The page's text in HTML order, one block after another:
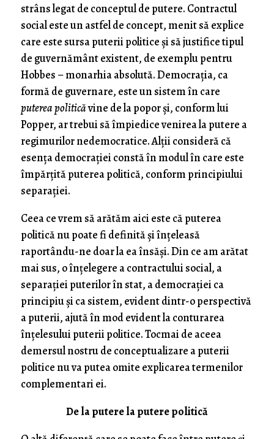
strâns legat de conceptul de putere. Contractul
social este un astfel de concept, menit să explice
care este sursa puterii politice şi să justifice tipul
de guvernământ existent, de exemplu pentru
Hobbes – monarhia absolută. Democraţia, ca
formă de guvernare, este un sistem în care
puterea politicăvine de la popor şi, conform lui
Popper, ar trebui să împiedice venirea la putere a
regimurilor nedemocratice. Alţii consideră că
esenţa democraţiei constă în modul în care este
împărţită puterea politică, conform principiului
separaţiei.
Ceea ce vrem să arătăm aici este că puterea
politică nu poate fi definită şi înţeleasă
raportându-ne doar la ea însăşi. Din ce am arătat
mai sus, o înţelegere a contractului social, a
separaţiei puterilor în stat, a democraţiei ca
principiu şi ca sistem, evident dintr-o perspectivă
a puterii, ajută în mod evident la conturarea
înţelesului puterii politice. Tocmai de aceea
demersul nostru de conceptualizare a puterii
politice nu va putea omite explicarea termenilor
complementari ei.
De la putere la putere politică